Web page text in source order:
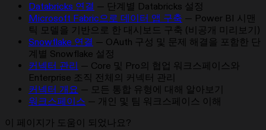
Databricks 연결 — 단계별 Databricks 설정
Microsoft Fabric으로 데이터 앱 구축 — Power BI 시맨
틱 모델을 기반으로 한 대시보드 구축 (비공개 미리보기)
Snowflake 연결 — OAuth 구성 및 문제 해결을 포함한 단
계별 Snowflake 설정
커넥터 관리 — Core 및 Pro의 협업 워크스페이스와
Enterprise 조직 전체의 커넥터 관리
커넥터 개요 — 모든 통합 유형에 대해 알아보기
워크스페이스 — 개인 및 팀 워크스페이스 이해
이 페이지가 도움이 되었나요?